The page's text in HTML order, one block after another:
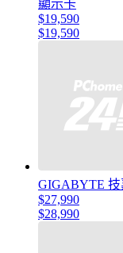
顯示卡
$19,590
$19,590
GIGABYTE 技
$27,990
$28,990